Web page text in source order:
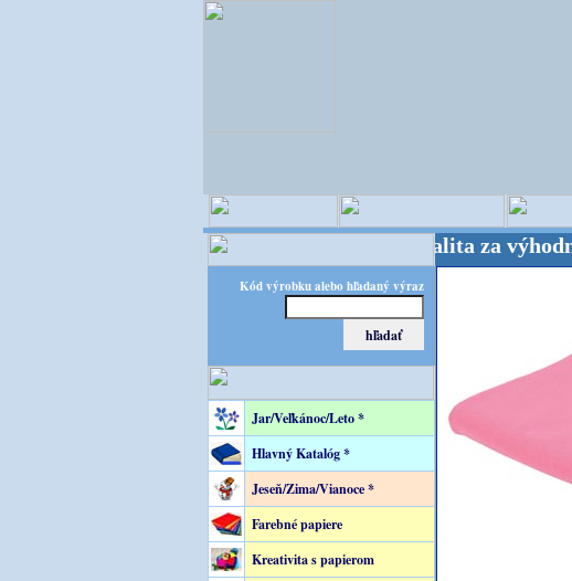
Kód výrobku alebo hľadaný výraz
Jar/Veľkánoc/Leto *
Hlavný Katalóg *
Jeseň/Zima/Vianoce *
Farebné papiere
Kreativita s papierom
- majster kreatívneho sveta - Kvalita za výhodnú cenu!